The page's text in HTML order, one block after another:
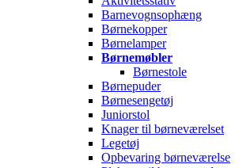
Barnevognsophæng
Børnekopper
Børnelamper
Børnemøbler
Børnestole
Børnepuder
Børnesengetøj
Juniorstol
Knager til børneværelset
Legetøj
Opbevaring børneværelse